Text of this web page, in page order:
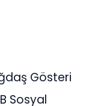
Gösteri
Sosyal